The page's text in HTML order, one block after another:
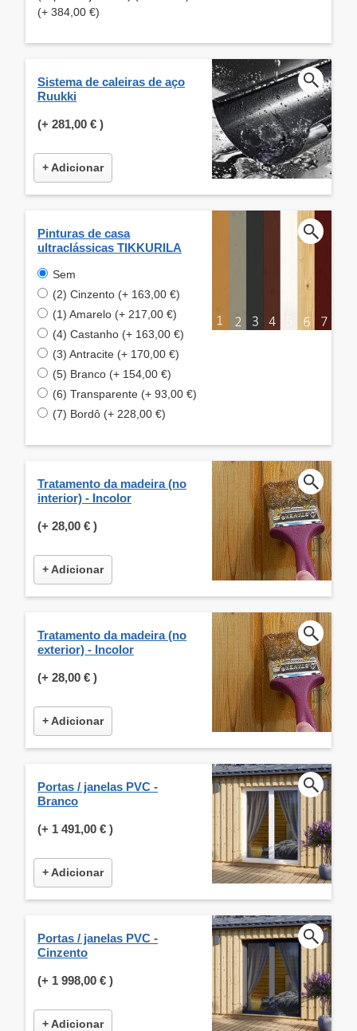
(+ 384,00 €)
Sistema de caleiras de aço
Ruukki
(+ 281,00 € )
+ Adicionar
Pinturas de casa
ultraclássicas TIKKURILA
Sem
(2) Cinzento (+ 163,00 €)
(1) Amarelo (+ 217,00 €)
(4) Castanho (+ 163,00 €)
(3) Antracite (+ 170,00 €)
(5) Branco (+ 154,00 €)
(6) Transparente (+ 93,00 €)
(7) Bordô (+ 228,00 €)
Tratamento da madeira (no
interior) - Incolor
(+ 28,00 € )
+ Adicionar
Tratamento da madeira (no
exterior) - Incolor
(+ 28,00 € )
+ Adicionar
Portas / janelas PVC -
Branco
(+ 1 491,00 € )
+ Adicionar
Portas / janelas PVC -
Cinzento
(+ 1 998,00 € )
+ Adicionar